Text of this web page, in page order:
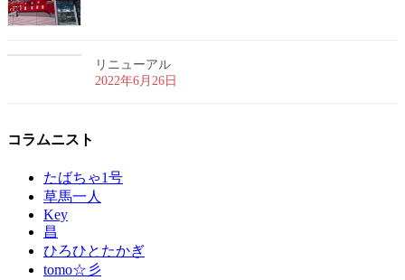
リニューアル
2022年6月26日
コラムニスト
たばちゃ1号
草馬一人
Key
昌
ひろひとたかぎ
tomo☆彡